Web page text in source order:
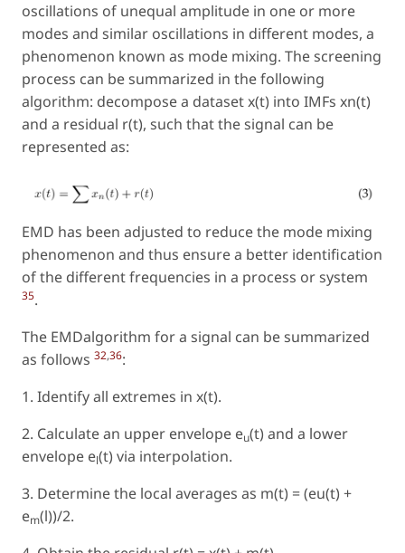
oscillations of unequal amplitude in one or more
modes and similar oscillations in different modes, a
phenomenon known as mode mixing. The screening
process can be summarized in the following
algorithm: decompose a dataset x(t) into IMFs xn(t)
and a residual r(t), such that the signal can be
represented as:
EMD has been adjusted to reduce the mode mixing
phenomenon and thus ensure a better identification
of the different frequencies in a process or system
35.
The EMDalgorithm for a signal can be summarized
as follows 32,36:
1. Identify all extremes in x(t).
2. Calculate an upper envelope eu(t) and a lower
envelope el(t) via interpolation.
3. Determine the local averages as m(t) = (eu(t) +
em(l))/2.